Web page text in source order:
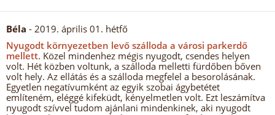
Béla - 2019. április 01. hétfő
Nyugodt környezetben levő szálloda a városi parkerdő
mellett. Közel mindenhez mégis nyugodt, csendes helyen
volt. Hét közben voltunk, a szálloda melletti fürdőben bőven
volt hely. Az ellátás és a szálloda megfelel a besorolásának.
Egyetlen negatívumként az egyik szobai ágybetétet
említeném, eléggé kifeküdt, kényelmetlen volt. Ezt leszámítva
nyugodt szívvel tudom ajánlani mindenkinek, aki nyugodt